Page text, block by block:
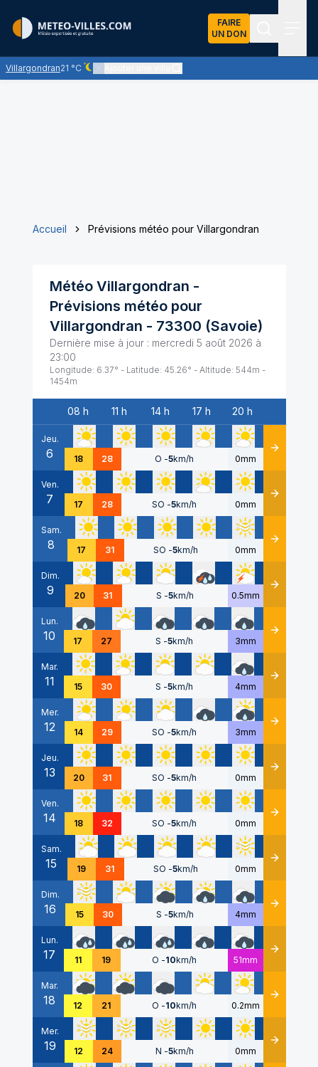
FAIRE
UN DON
Villargondran21 °C
Ciel dégagé - quasiment pas de nuages
Accueil Prévisions météo pour Villargondran
Météo Villargondran -
Prévisions météo pour
Villargondran - 73300 (Savoie)
Dernière mise à jour : mercredi 5 août 2026 à
23:00
Longitude: 6.37° - Latitude: 45.26° - Altitude: 544m -
1454m
Date
08 h 11 h 14 h 17 h 20 h
Jeu.
6 18 28 O -5km/h 0mm Détails
Ven.
7 17 28 SO -5km/h 0mm Détails
Sam.
8 17 31 SO -5km/h 0mm Détails
Dim.
9 20 31 S -5km/h 0.5mm Détails
Lun.
10 17 27 S -5km/h 3mm Détails
Mar.
11 15 30 S -5km/h 4mm Détails
Mer.
12 14 29 SO -5km/h 3mm Détails
Jeu.
13 20 31 SO -5km/h 0mm Détails
Ven.
14 18 32 SO -5km/h 0mm Détails
Sam.
15 19 31 SO -5km/h 0mm Détails
Dim.
16 15 30 S -5km/h 4mm Détails
Lun.
17 11 19 O -10km/h 51mm Détails
Mar.
18 12 21 O -10km/h 0.2mm Détails
Mer.
19 12 24 N -5km/h 0mm Détails